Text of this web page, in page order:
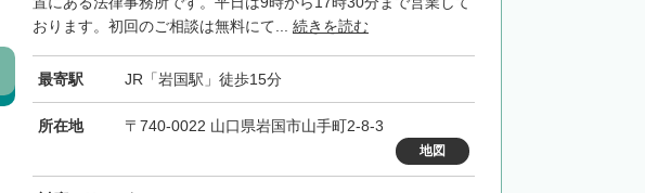
おります。初回のご相談は無料にて... 続きを読む
最寄駅 JR「岩国駅」徒歩15分
所在地 〒740-0022 山口県岩国市山手町2-8-3
地図